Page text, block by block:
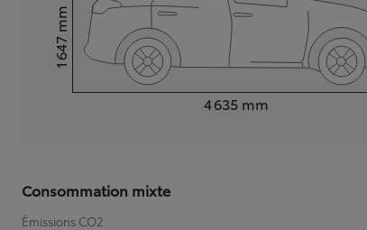
4 635 mm
Hauteur1 647
mm
Consommation mixte
Émissions CO2